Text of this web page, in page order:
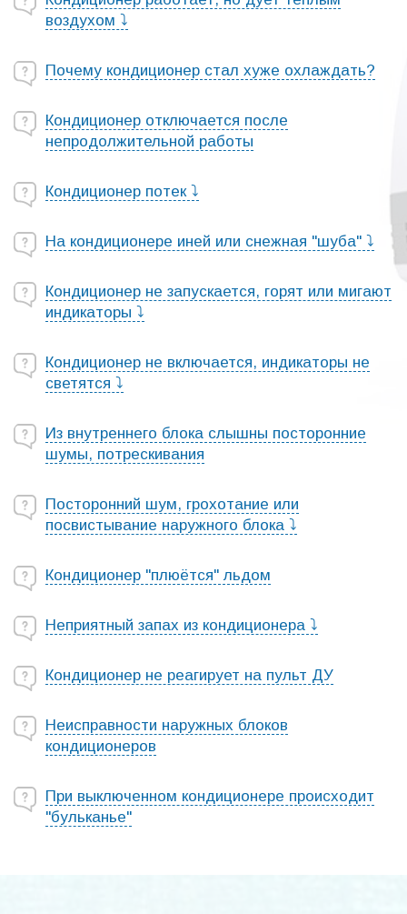
воздухом ⤵
Почему кондиционер стал хуже охлаждать?
Кондиционер отключается после
непродолжительной работы
Кондиционер потек ⤵
На кондиционере иней или снежная "шуба" ⤵
Кондиционер не запускается, горят или мигают
индикаторы ⤵
Кондиционер не включается, индикаторы не
светятся ⤵
Из внутреннего блока слышны посторонние
шумы, потрескивания
Посторонний шум, грохотание или
посвистывание наружного блока ⤵
Кондиционер "плюётся" льдом
Неприятный запах из кондиционера ⤵
Кондиционер не реагирует на пульт ДУ
Неисправности наружных блоков
кондиционеров
При выключенном кондиционере происходит
"бульканье"